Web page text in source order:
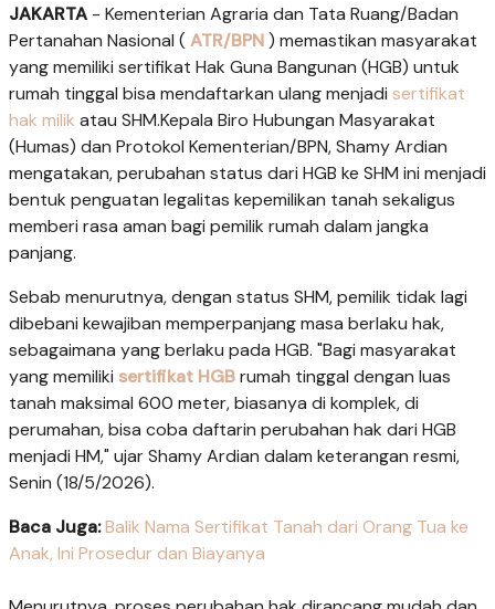
JAKARTA - Kementerian Agraria dan Tata Ruang/Badan
Pertanahan Nasional (ATR/BPN) memastikan masyarakat
yang memiliki sertifikat Hak Guna Bangunan (HGB) untuk
rumah tinggal bisa mendaftarkan ulang menjadi sertifikat
hak milik atau SHM.Kepala Biro Hubungan Masyarakat
(Humas) dan Protokol Kementerian/BPN, Shamy Ardian
mengatakan, perubahan status dari HGB ke SHM ini menjadi
bentuk penguatan legalitas kepemilikan tanah sekaligus
memberi rasa aman bagi pemilik rumah dalam jangka
panjang.
Sebab menurutnya, dengan status SHM, pemilik tidak lagi
dibebani kewajiban memperpanjang masa berlaku hak,
sebagaimana yang berlaku pada HGB. "Bagi masyarakat
yang memiliki sertifikat HGBrumah tinggal dengan luas
tanah maksimal 600 meter, biasanya di komplek, di
perumahan, bisa coba daftarin perubahan hak dari HGB
menjadi HM," ujar Shamy Ardian dalam keterangan resmi,
Senin (18/5/2026).
Baca Juga:Balik Nama Sertifikat Tanah dari Orang Tua ke
Anak, Ini Prosedur dan Biayanya